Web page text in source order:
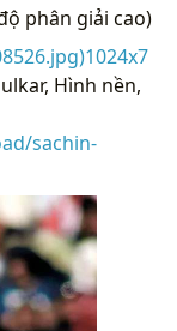
phân giải cao)
Hình nền,
sachin-